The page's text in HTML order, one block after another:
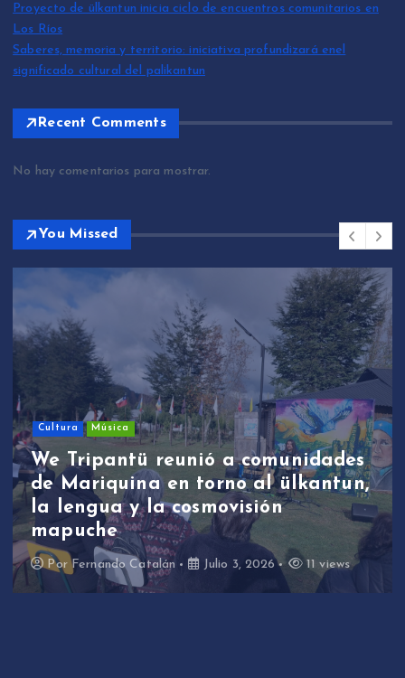
Proyecto de ülkantun inicia ciclo de encuentros comunitarios en
Los Ríos
Saberes, memoria y territorio: iniciativa profundizará enel
significado cultural del palikantun
Recent Comments
No hay comentarios para mostrar.
You Missed
Cultura Música
We Tripantü reunió a comunidades
de Mariquina en torno al ülkantun,
la lengua y la cosmovisión
mapuche
Por Fernando Catalán Julio 3, 2026 11 views